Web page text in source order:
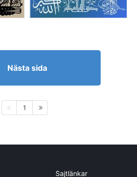
Nästa sida
1
Sajtlänkar